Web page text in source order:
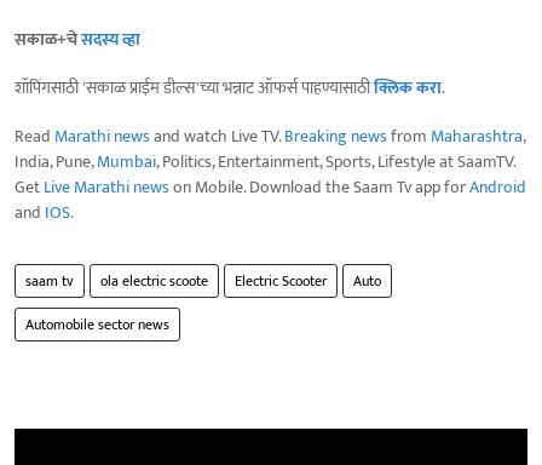
सकाळ+चेसदस्य व्हा
शॉपिंगसाठी 'सकाळ प्राईम डील्स'च्या भन्नाट ऑफर्स पाहण्यासाठीक्लिक करा.
Read Marathi newsand watch Live TV.Breaking newsfrom Maharashtra,
India, Pune,Mumbai, Politics, Entertainment, Sports, Lifestyle at SaamTV.
GetLive Marathi newson Mobile. Download the Saam Tv app forAndroid
and IOS.
saam tv ola electric scoote Electric Scooter
Auto
Automobile sector news